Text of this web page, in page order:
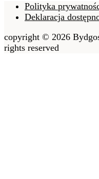
Polityka
Deklaracja
copyright © 2026
rights reserved